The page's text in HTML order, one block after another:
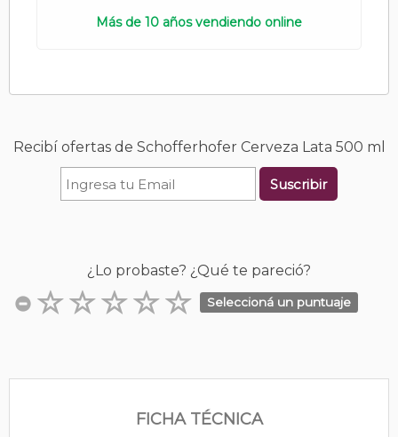
Más de 10 años vendiendo online
Recibí ofertas de Schofferhofer Cerveza Lata 500 ml
Suscribir
¿Lo probaste? ¿Qué te pareció?
Seleccioná un puntuaje
FICHA TÉCNICA